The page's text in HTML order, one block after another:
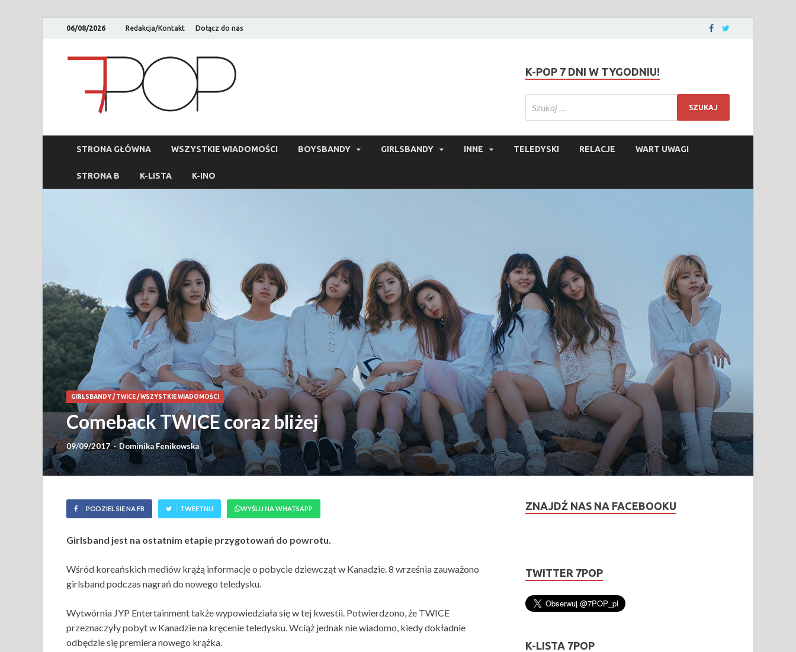
06/08/2026 Redakcja/Kontakt Dołącz do nas
K-POP 7 DNI W TYGODNIU!
STRONA GŁÓWNA WSZYSTKIE WIADOMOŚCI BOYSBANDY GIRLSBANDY INNE TELEDYSKI RELACJE WART UWAGI
STRONA B K-LISTA K-INO
GIRLSBANDY/ TWICE/WSZYSTKIE WIADOMOŚCI
Comeback TWICE coraz bliżej
09/09/2017- Dominika Fenikowska
PODZIEL SIĘ NA FB TWEETNIJ WYŚLIJ NA WHATSAPP
Girlsband jest na ostatnim etapie przygotowań do powrotu.
Wśród koreańskich mediów krążą informacje o pobycie dziewcząt w Kanadzie. 8 września zauważono
girlsband podczas nagrań do nowego teledysku.
Wytwórnia JYP Entertainment także wypowiedziała się w tej kwestii. Potwierdzono, że TWICE
przeznaczyły pobyt w Kanadzie na kręcenie teledysku. Wciąż jednak nie wiadomo, kiedy dokładnie
odbędzie się premiera nowego krążka.
ZNAJDŹ NAS NA FACEBOOKU
TWITTER 7POP
K-LISTA 7POP